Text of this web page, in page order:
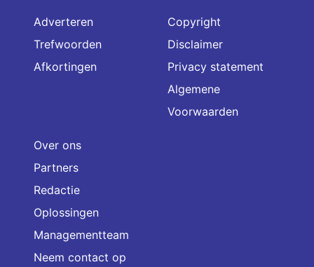
Adverteren
Trefwoorden
Afkortingen
Copyright
Disclaimer
Privacy statement
Algemene
Voorwaarden
Over ons
Partners
Redactie
Oplossingen
Managementteam
Neem contact op